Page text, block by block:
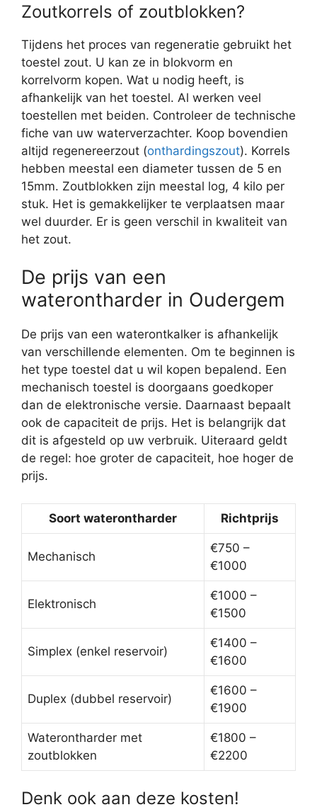
Zoutkorrels of zoutblokken?
Tijdens het proces van regeneratie gebruikt het
toestel zout. U kan ze in blokvorm en
korrelvorm kopen. Wat u nodig heeft, is
afhankelijk van het toestel. Al werken veel
toestellen met beiden. Controleer de technische
fiche van uw waterverzachter. Koop bovendien
altijd regenereerzout (onthardingszout). Korrels
hebben meestal een diameter tussen de 5 en
15mm. Zoutblokken zijn meestal log, 4 kilo per
stuk. Het is gemakkelijker te verplaatsen maar
wel duurder. Er is geen verschil in kwaliteit van
het zout.
De prijs van een
waterontharder in Oudergem
De prijs van een waterontkalker is afhankelijk
van verschillende elementen. Om te beginnen is
het type toestel dat u wil kopen bepalend. Een
mechanisch toestel is doorgaans goedkoper
dan de elektronische versie. Daarnaast bepaalt
ook de capaciteit de prijs. Het is belangrijk dat
dit is afgesteld op uw verbruik. Uiteraard geldt
de regel: hoe groter de capaciteit, hoe hoger de
prijs.
Soort waterontharder Richtprijs
Mechanisch
€750 –
€1000
Elektronisch
€1000 –
€1500
Simplex (enkel reservoir)
€1400 –
€1600
Duplex (dubbel reservoir)
€1600 –
€1900
Waterontharder met
zoutblokken
€1800 –
€2200
Denk ook aan deze kosten!